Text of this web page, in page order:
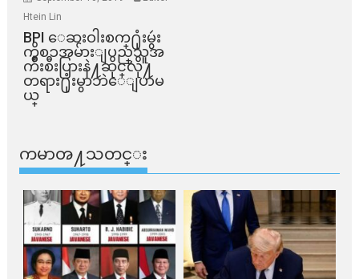
Htein Lin
BPI ​ေဆးဝါးစက္​႐ုံးမွဴး
ကိစၥအမ်ားျပည္​သူအ
က်ိဳးစီးပြားနဲ႔ဆိုင္​လို႔
တရား႐ုံးမွာဘဲေျပာမ
ယ္​
ကမာၻ႔သတင္း